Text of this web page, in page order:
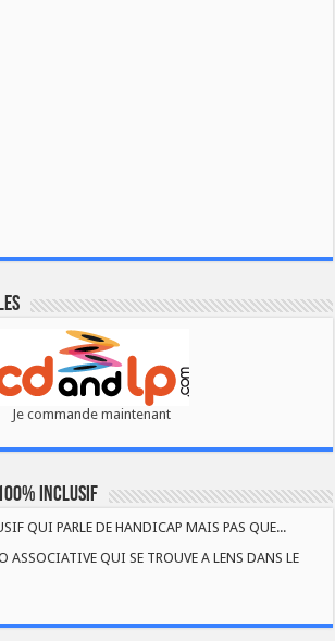
Je commande maintenant
INCLUSIF
QUI PARLE DE HANDICAP MAIS PAS QUE...
ASSOCIATIVE QUI SE TROUVE A LENS DANS LE